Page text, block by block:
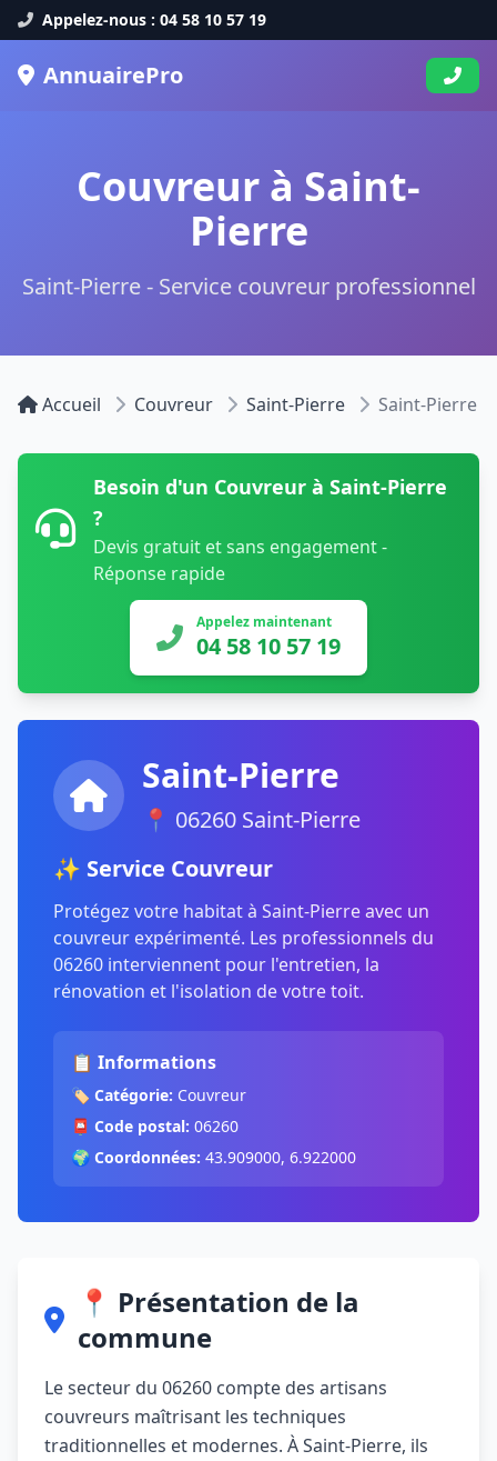
Appelez-nous : 04 58 10 57 19
AnnuairePro
Couvreur à Saint-
Pierre
Saint-Pierre - Service couvreur professionnel
Accueil Couvreur Saint-Pierre Saint-Pierre
Besoin d'un Couvreur à Saint-Pierre
?
Devis gratuit et sans engagement -
Réponse rapide
Appelez maintenant
04 58 10 57 19
Saint-Pierre
📍 06260 Saint-Pierre
✨ Service Couvreur
Protégez votre habitat à Saint-Pierre avec un
couvreur expérimenté. Les professionnels du
06260 interviennent pour l'entretien, la
rénovation et l'isolation de votre toit.
📋 Informations
🏷️ Catégorie: Couvreur
📮 Code postal: 06260
🌍 Coordonnées: 43.909000, 6.922000
📍 Présentation de la
commune
Le secteur du 06260 compte des artisans
couvreurs maîtrisant les techniques
traditionnelles et modernes. À Saint-Pierre, ils